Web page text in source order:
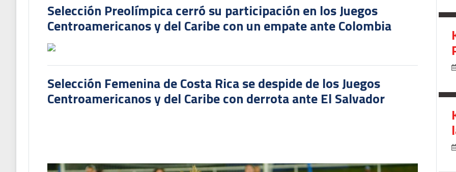
Selección Preolímpica cerró su participación en los Juegos
Centroamericanos y del Caribe con un empate ante Colombia
Selección Femenina de Costa Rica se despide de los Juegos
Centroamericanos y del Caribe con derrota ante El Salvador